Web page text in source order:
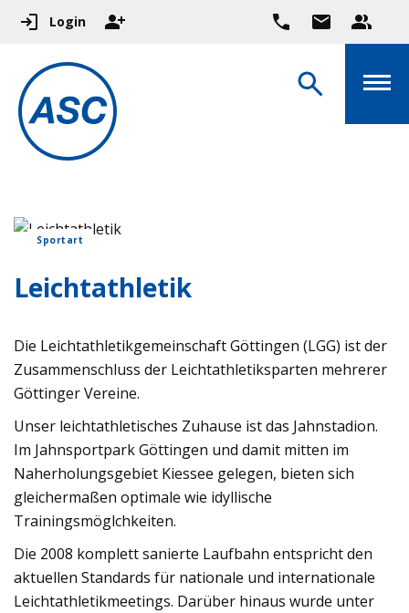
Login
Sportart
Leichtathletik
Die Leichtathletikgemeinschaft Göttingen (LGG) ist der
Zusammenschluss der Leichtathletiksparten mehrerer
Göttinger Vereine.
Unser leichtathletisches Zuhause ist das Jahnstadion.
Im Jahnsportpark Göttingen und damit mitten im
Naherholungsgebiet Kiessee gelegen, bieten sich
gleichermaßen optimale wie idyllische
Trainingsmöglchkeiten.
Die 2008 komplett sanierte Laufbahn entspricht den
aktuellen Standards für nationale und internationale
Leichtathletikmeetings. Darüber hinaus wurde unter